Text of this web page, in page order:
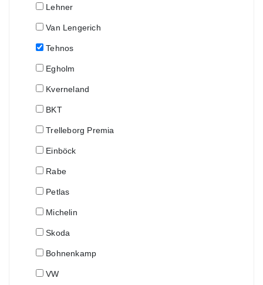
Lehner
Van Lengerich
Tehnos
Egholm
Kverneland
BKT
Trelleborg Premia
Einböck
Rabe
Petlas
Michelin
Skoda
Bohnenkamp
VW